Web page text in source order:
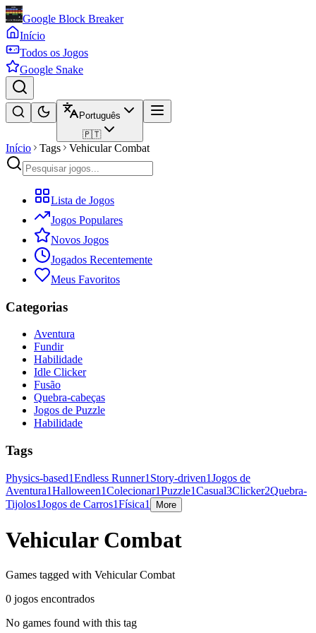
Google Block Breaker
Início
Todos os Jogos
Google Snake
Português
🇵🇹
Início Tags Vehicular Combat
Lista de Jogos
Jogos Populares
Novos Jogos
Jogados Recentemente
Meus Favoritos
Categorias
Aventura
Fundir
Habilidade
Idle Clicker
Fusão
Quebra-cabeças
Jogos de Puzzle
Habilidade
Tags
Physics-based1Endless Runner1 Story-driven1Jogos de
Aventura1Halloween1Colecionar1Puzzle1Casual3Clicker2Quebra-
Tijolos1Jogos de Carros1Física1 More
Vehicular Combat
Games tagged with Vehicular Combat
0 jogos encontrados
No games found with this tag